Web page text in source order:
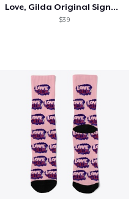
Love, Gilda Original Signature T-shirt
$39